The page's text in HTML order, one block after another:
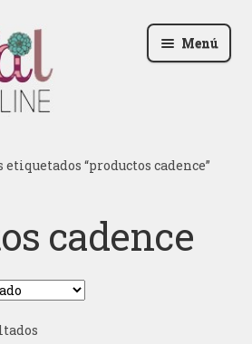
Menú
etiquetados “productos cadence”
cadence